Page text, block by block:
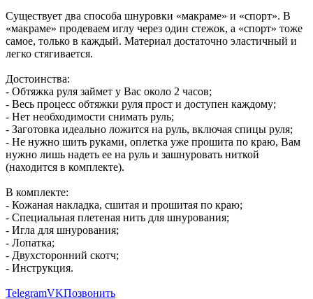
Существует два способа шнуровки «макраме» и «спорт». В
«макраме» продеваем иглу через один стежок, а «спорт» тоже
самое, только в каждый. Материал достаточно эластичный и
легко стягивается.
Достоинства:
- Обтяжка руля займет у Вас около 2 часов;
- Весь процесс обтяжки руля прост и доступен каждому;
- Нет необходимости снимать руль;
- Заготовка идеально ложится на руль, включая спицы руля;
- Не нужно шить руками, оплетка уже прошита по краю, Вам
нужно лишь надеть ее на руль и зашнуровать ниткой
(находится в комплекте).
В комплекте:
- Кожаная накладка, сшитая и прошитая по краю;
- Специальная плетеная нить для шнурования;
- Игла для шнурования;
- Лопатка;
- Двухсторонний скотч;
- Инструкция.
TelegramVKПозвонить